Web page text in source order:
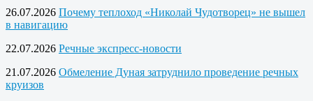
26.07.2026 Почему теплоход «Николай Чудотворец» не вышел
в навигацию
22.07.2026 Речные экспресс-новости
21.07.2026 Обмеление Дуная затруднило проведение речных
круизов